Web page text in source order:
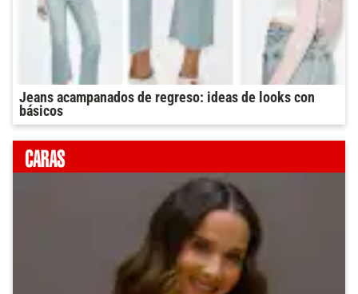
Jeans acampanados de regreso: ideas de looks con
básicos